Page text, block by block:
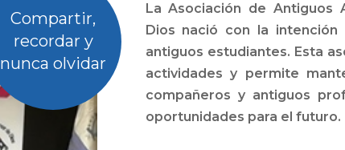
Compartir,
recordar y
nunca olvidar
La Asociación de Antiguos
Dios nació con la
antiguos estudiantes. Esta
actividades y permite
compañeros y antiguos
oportunidades para el futuro.